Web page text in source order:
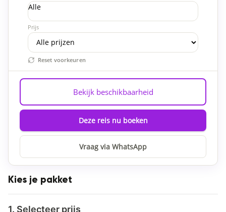
Alle
Prijs
Reset voorkeuren
Bekijk beschikbaarheid
Deze reis nu boeken
Vraag via WhatsApp
Kies je pakket
1. Selecteer prijs